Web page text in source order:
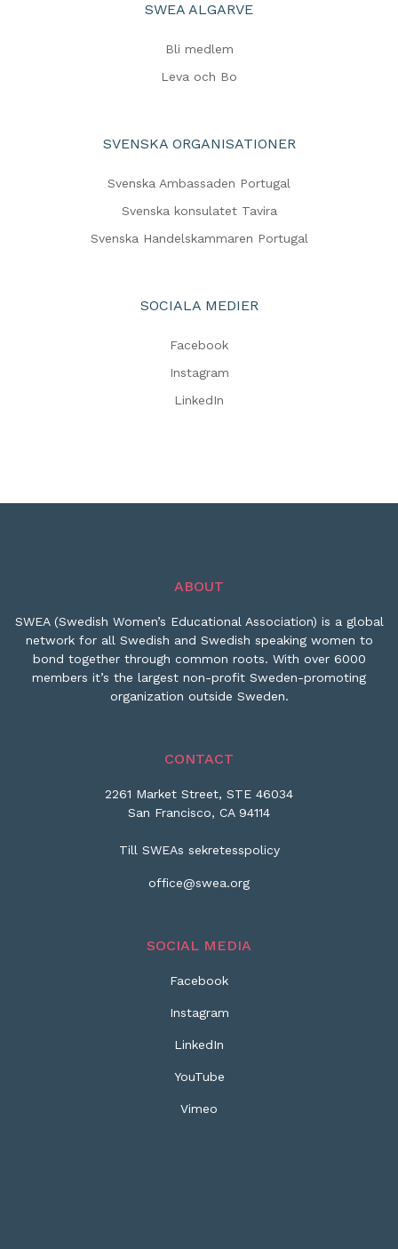
SWEA ALGARVE
Bli medlem
Leva och Bo
SVENSKA ORGANISATIONER
Svenska Ambassaden Portugal
Svenska konsulatet Tavira
Svenska Handelskammaren Portugal
SOCIALA MEDIER
Facebook
Instagram
LinkedIn
ABOUT
SWEA (Swedish Women’s Educational Association) is a global
network for all Swedish and Swedish speaking women to
bond together through common roots. With over 6000
members it’s the largest non-profit Sweden-promoting
organization outside Sweden.
CONTACT
2261 Market Street, STE 46034
San Francisco, CA 94114
Till SWEAs sekretesspolicy
office@swea.org
SOCIAL MEDIA
Facebook
Instagram
LinkedIn
YouTube
Vimeo